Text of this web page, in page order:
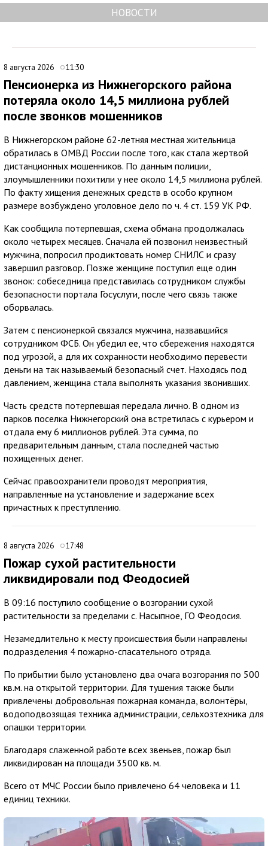
НОВОСТИ
8 августа 2026 11:30
Пенсионерка из Нижнегорского района
потеряла около 14,5 миллиона рублей
после звонков мошенников
В Нижнегорском районе 62-летняя местная жительница
обратилась в ОМВД России после того, как стала жертвой
дистанционных мошенников. По данным полиции,
злоумышленники похитили у нее около 14,5 миллиона рублей.
По факту хищения денежных средств в особо крупном
размере возбуждено уголовное дело по ч. 4 ст. 159 УК РФ.
Как сообщила потерпевшая, схема обмана продолжалась
около четырех месяцев. Сначала ей позвонил неизвестный
мужчина, попросил продиктовать номер СНИЛС и сразу
завершил разговор. Позже женщине поступил еще один
звонок: собеседница представилась сотрудником службы
безопасности портала Госуслуги, после чего связь также
оборвалась.
Затем с пенсионеркой связался мужчина, назвавшийся
сотрудником ФСБ. Он убедил ее, что сбережения находятся
под угрозой, а для их сохранности необходимо перевести
деньги на так называемый безопасный счет. Находясь под
давлением, женщина стала выполнять указания звонивших.
Часть средств потерпевшая передала лично. В одном из
парков поселка Нижнегорский она встретилась с курьером и
отдала ему 6 миллионов рублей. Эта сумма, по
предварительным данным, стала последней частью
похищенных денег.
Сейчас правоохранители проводят мероприятия,
направленные на установление и задержание всех
причастных к преступлению.
8 августа 2026 17:48
Пожар сухой растительности
ликвидировали под Феодосией
В 09:16 поступило сообщение о возгорании сухой
растительности за пределами с. Насыпное, ГО Феодосия.
Незамедлительно к месту происшествия были направлены
подразделения 4 пожарно-спасательного отряда.
По прибытии было установлено два очага возгорания по 500
кв.м. на открытой территории. Для тушения также были
привлечены добровольная пожарная команда, волонтёры,
водоподвозящая техника администрации, сельхозтехника для
опашки территории.
Благодаря слаженной работе всех звеньев, пожар был
ликвидирован на площади 3500 кв. м.
Всего от МЧС России было привлечено 64 человека и 11
единиц техники.